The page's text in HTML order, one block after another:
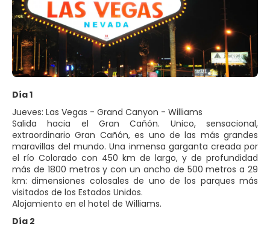
Día 1
Jueves: Las Vegas - Grand Canyon - Williams
Salida hacia el Gran Cañón. Unico, sensacional,
extraordinario Gran Cañón, es uno de las más grandes
maravillas del mundo. Una inmensa garganta creada por
el río Colorado con 450 km de largo, y de profundidad
más de 1800 metros y con un ancho de 500 metros a 29
km: dimensiones colosales de uno de los parques más
visitados de los Estados Unidos.
Alojamiento en el hotel de Williams.
Día 2